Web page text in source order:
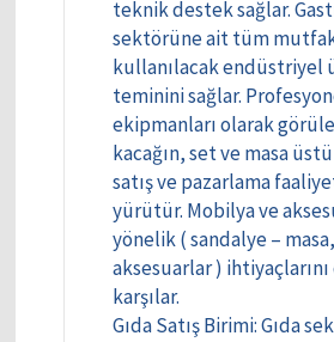
teknik destek sağlar.
sektörüne ait tüm
kullanılacak endüstriyel
teminini sağlar.
ekipmanları olarak
kacağın, set ve masa
satış ve pazarlama
yürütür. Mobilya ve
yönelik ( sandalye – masa,
aksesuarlar ) ihtiyaçlarını
karşılar.
Gıda Satış Birimi: Gıda